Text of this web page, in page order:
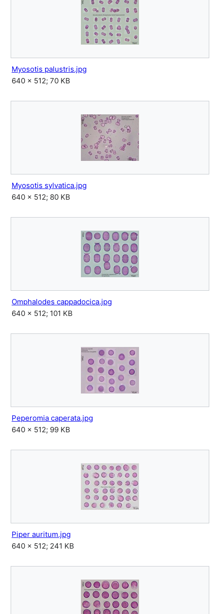
Myosotis palustris.jpg
640 × 512; 70 KB
Myosotis sylvatica.jpg
640 × 512; 80 KB
Omphalodes cappadocica.jpg
640 × 512; 101 KB
Peperomia caperata.jpg
640 × 512; 99 KB
Piper auritum.jpg
640 × 512; 241 KB